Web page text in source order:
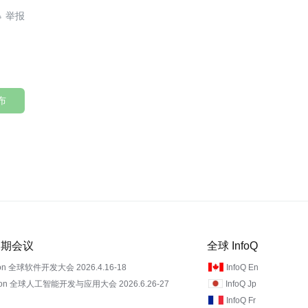
会议
全球软件开发大会 2026.4.16-18
全球人工智能开发与应用大会 2026.6.26-27
全球 InfoQ
InfoQ En
InfoQ Jp
InfoQ Fr